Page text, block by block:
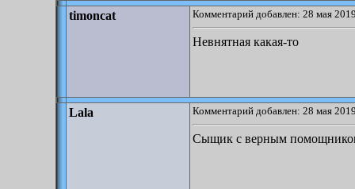
timoncat Комментарий добавлен: 28 мая
Невнятная какая-то
Lala Комментарий добавлен: 28 мая
Сыщик с верным